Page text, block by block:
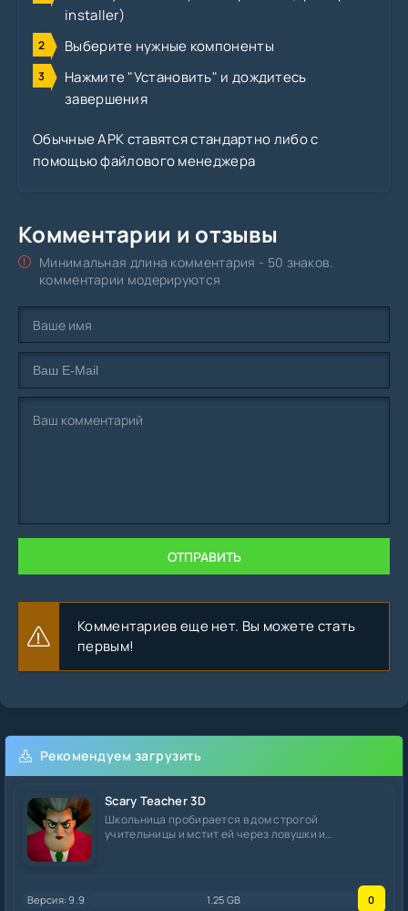
installer)
Выберите нужные компоненты
Нажмите "Установить" и дождитесь
завершения
Обычные APK ставятся стандартно либо с
помощью файлового менеджера
Комментарии и отзывы
Минимальная длина комментария - 50 знаков.
комментарии модерируются
ОТПРАВИТЬ
Комментариев еще нет. Вы можете стать
первым!
Рекомендуем загрузить
Scary Teacher 3D
Школьница пробирается в дом строгой
учительницы и мстит ей через ловушки и
Версия: 9.9 1.25 GB 0